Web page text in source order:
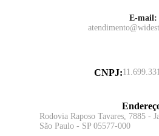
E-mail:
CNPJ:
Rodovia Raposo Tavares, 7885 -
São Paulo - SP 05577-000